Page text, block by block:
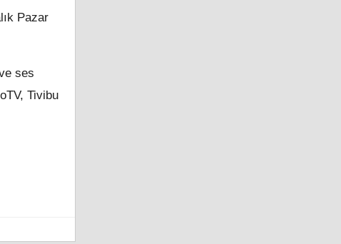
Pazar
ses
Tivibu